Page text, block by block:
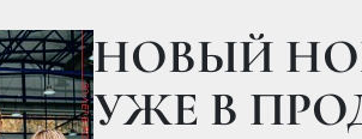
НОВЫЙ
УЖЕ В